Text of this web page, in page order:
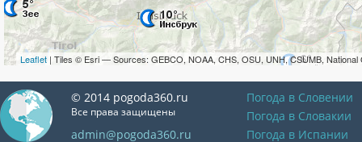
Leaflet | Tiles © Esri — Sources: GEBCO, NOAA, CHS, OSU, UNH, CSUMB, National
© 2014 pogoda360.ru
Все права защищены
admin@pogoda360.ru
Погода в Словении
Погода в Словакии
Погода в Испании